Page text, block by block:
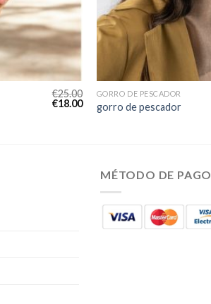
€25.00
€18.00
GORRO DE PESCADOR
gorro de pescador
MÉTODO DE PAGO